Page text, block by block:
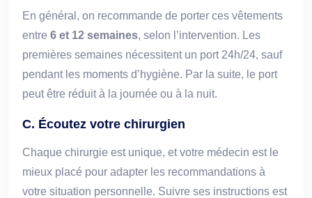
En général, on recommande de porter ces vêtements
entre 6 et 12 semaines, selon l’intervention. Les
premières semaines nécessitent un port 24h/24, sauf
pendant les moments d’hygiène. Par la suite, le port
peut être réduit à la journée ou à la nuit.
C. Écoutez votre chirurgien
Chaque chirurgie est unique, et votre médecin est le
mieux placé pour adapter les recommandations à
votre situation personnelle. Suivre ses instructions est